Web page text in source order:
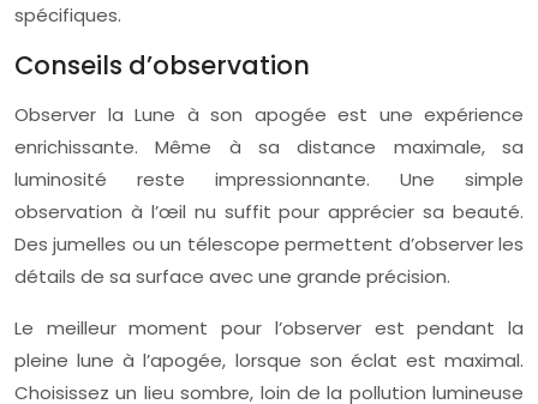
spécifiques.
Conseils d’observation
Observer la Lune à son apogée est une expérience
enrichissante. Même à sa distance maximale, sa
luminosité reste impressionnante. Une simple
observation à l’œil nu suffit pour apprécier sa beauté.
Des jumelles ou un télescope permettent d’observer les
détails de sa surface avec une grande précision.
Le meilleur moment pour l’observer est pendant la
pleine lune à l’apogée, lorsque son éclat est maximal.
Choisissez un lieu sombre, loin de la pollution lumineuse